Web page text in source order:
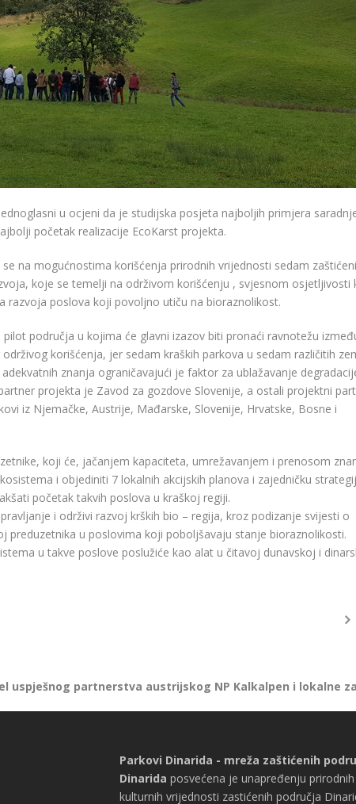
u ocjeni da je studijska posjeta najboljih primjera
početak realizacije EcoKarst projekta.
na mogućnostima korišćenja prirodnih vrijednosti sedam
koje se temelji na održivom korišćenju , svjesnom osjetljivosti
razvoja poslova koji povoljno utiču na bioraznolikost.
područja u kojima će glavni izazov biti pronaći ravnotežu
korišćenja, jer sedam kraških parkova u sedam različitih
znanja ograničavajući je faktor za ublažavanje
projekta je Zavod za gozdove Slovenije, a ostali projektni
iz Njemačke, Austrije, Mađarske, Slovenije, Hrvatske, Bosne i
koji će, jačanjem kapaciteta, umrežavanjem i prenosom
i objediniti 7 lokalnih akcijskih planova i zajedničku
početak takvih poslova u kraškoj regiji.
i održivi razvoj krških bio – regija, kroz podizanje svijesti o
preduzetnika u poslovima koji poboljšavaju stanje bioraznolikosti.
u takve poslove poslužiće kao alat u čitavoj dunavskoj i
uspješnog partnerstva austrijskog NP Kalkalpen i lokalne
Parkovi Dinarida - mreža zaštićenih
Dinarida posvećena je unapređenju prirodnih
kulturnih vrijednosti zastićenih područja